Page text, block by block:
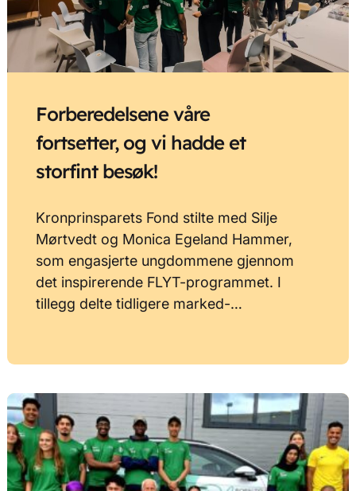
Forberedelsene våre
fortsetter, og vi hadde et
storfint besøk!
Kronprinsparets Fond stilte med Silje
Mørtvedt og Monica Egeland Hammer,
som engasjerte ungdommene gjennom
det inspirerende FLYT-programmet. I
tillegg delte tidligere marked-…